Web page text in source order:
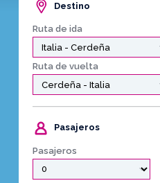
Destino
Ruta de ida
Ruta de vuelta
Pasajeros
Pasajeros